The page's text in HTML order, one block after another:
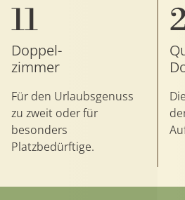
11
Doppel-
zimmer
Für den Urlaubsgenuss
zu zweit oder für
besonders
Platzbedürftige.